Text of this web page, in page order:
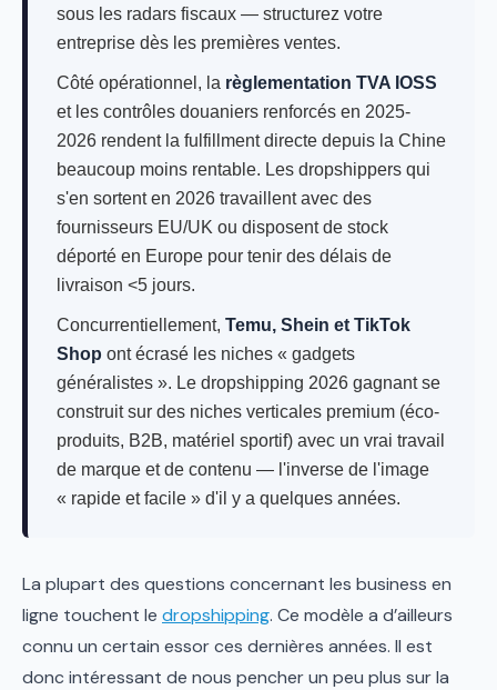
sous les radars fiscaux — structurez votre
entreprise dès les premières ventes.
Côté opérationnel, la règlementation TVA IOSS
et les contrôles douaniers renforcés en 2025-
2026 rendent la fulfillment directe depuis la Chine
beaucoup moins rentable. Les dropshippers qui
s'en sortent en 2026 travaillent avec des
fournisseurs EU/UK ou disposent de stock
déporté en Europe pour tenir des délais de
livraison <5 jours.
Concurrentiellement, Temu, Shein et TikTok
Shop ont écrasé les niches « gadgets
généralistes ». Le dropshipping 2026 gagnant se
construit sur des niches verticales premium (éco-
produits, B2B, matériel sportif) avec un vrai travail
de marque et de contenu — l'inverse de l'image
« rapide et facile » d'il y a quelques années.
La plupart des questions concernant les business en
ligne touchent le dropshipping. Ce modèle a d’ailleurs
connu un certain essor ces dernières années. Il est
donc intéressant de nous pencher un peu plus sur la